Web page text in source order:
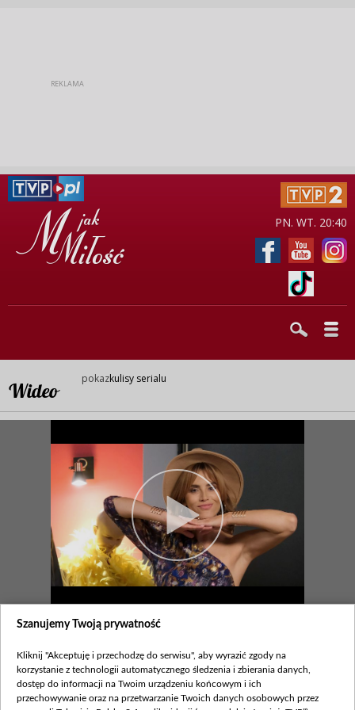
PN. WT. 20:40
Wideo
pokazkulisy serialu
1525. Bądź jak Kama, nie bój się
marzyć!
Zapraszamy na kulisy serialu!
Szanujemy Twoją prywatność
Kliknij "Akceptuję i przechodzę do serwisu", aby wyrazić zgody na
korzystanie z technologii automatycznego śledzenia i zbierania danych,
dostęp do informacji na Twoim urządzeniu końcowym i ich
przechowywanie oraz na przetwarzanie Twoich danych osobowych przez